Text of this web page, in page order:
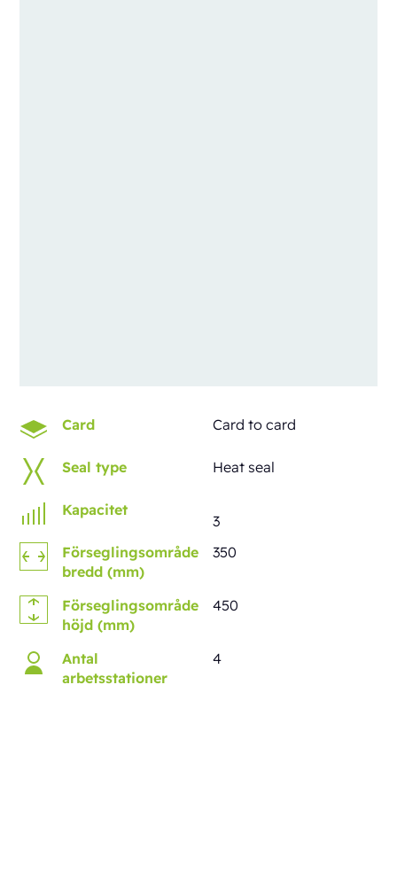
Card Card to card
Seal type Heat seal
Kapacitet
3
Förseglingsområde
bredd (mm)
350
Förseglingsområde
höjd (mm)
450
Antal
arbetsstationer
4